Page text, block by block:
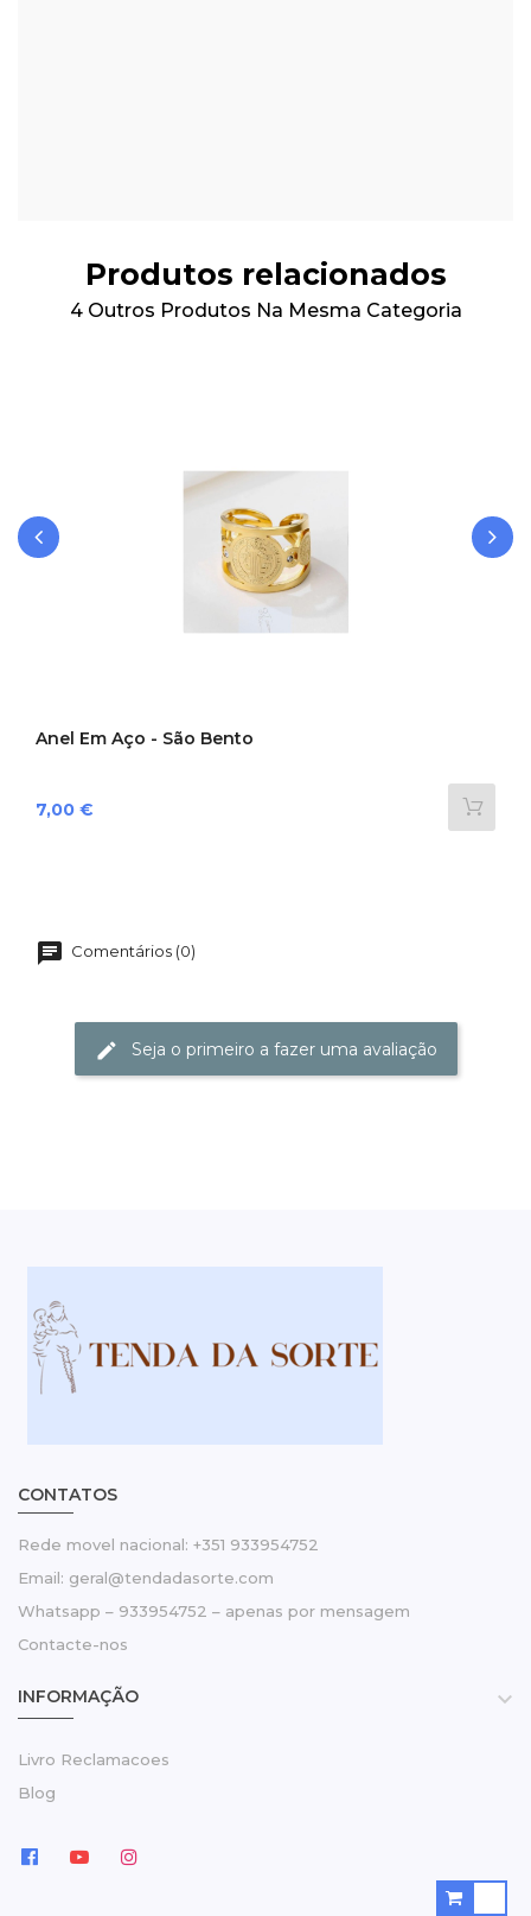
Produtos relacionados
4 Outros Produtos Na Mesma Categoria
Anel Em Aço - São Bento
Preço
7,00 €
Comentários (0)
Seja o primeiro a fazer uma avaliação
CONTATOS
Rede movel nacional: +351 933954752
Email: geral@tendadasorte.com
Whatsapp – 933954752 – apenas por mensagem
Contacte-nos
INFORMAÇÃO 
Livro Reclamacoes
Blog